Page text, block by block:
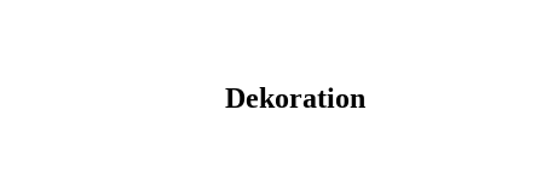
Dekoration